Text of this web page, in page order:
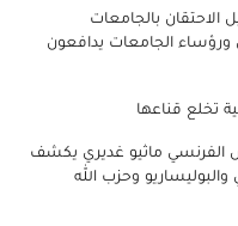
بالجامعات
ورؤساء الجامعات يدافعون
تخلع قناعها
ماثيو غديري يكشف
وحزب الله